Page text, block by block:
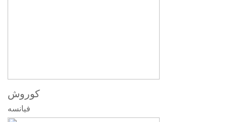
کوروش
فیانسه